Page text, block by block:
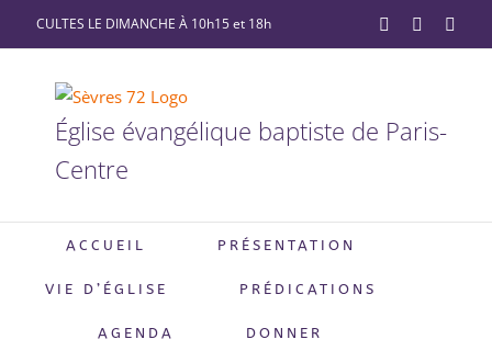
Passer
au
CULTES LE DIMANCHE À 10h15 et 18h YouTubeFacebook
Église évangélique baptiste de Paris-
Centre
ACCUEIL PRÉSENTATION
VIE D’ÉGLISE PRÉDICATIONS
AGENDA DONNER